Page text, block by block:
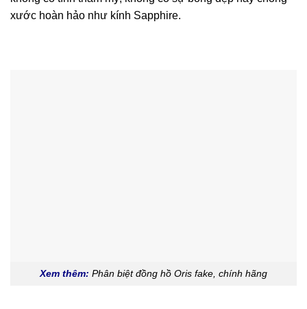
xước hoàn hảo như kính Sapphire.
Xem thêm: Phân biệt đồng hồ Oris fake, chính hãng